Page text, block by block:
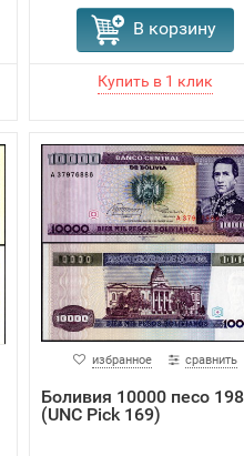
В корзину
избранное сравнить
Боливия 10000 песо
(UNC Pick 169)